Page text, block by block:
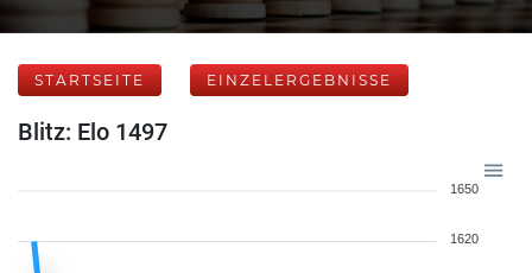
STARTSEITE EINZELERGEBNISSE
Blitz: Elo 1497
1650
1620